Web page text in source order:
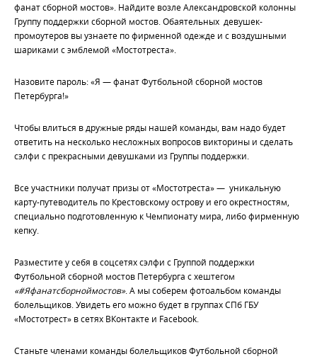
фанат сборной мостов». Найдите возле Александровской колонны
Группу поддержки сборной мостов. Обаятельных девушек-
промоутеров вы узнаете по фирменной одежде и с воздушными
шариками с эмблемой «Мостотреста».
Назовите пароль: «Я — фанат Футбольной сборной мостов
Петербурга!»
Чтобы влиться в дружные ряды нашей команды, вам надо будет
ответить на несколько несложных вопросов викторины и сделать
сэлфи с прекрасными девушками из Группы поддержки.
Все участники получат призы от «Мостотреста» — уникальную
карту-путеводитель по Крестовскому острову и его окрестностям,
специально подготовленную к Чемпионату мира, либо фирменную
кепку.
Разместите у себя в соцсетях сэлфи с Группой поддержки
Футбольной сборной мостов Петербурга с хештегом
«#Яфанатсборноймостов». А мы соберем фотоальбом команды
болельщиков. Увидеть его можно будет в группах СПб ГБУ
«Мостотрест» в сетях ВКонтакте и Facebook.
Станьте членами команды болельщиков Футбольной сборной